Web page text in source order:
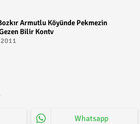
Armutlu Köyünde Pekmezin
Bilir Kontv
2011
Whatsapp